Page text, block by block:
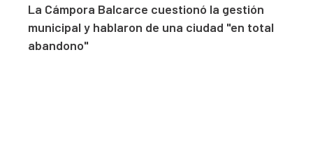
La Cámpora Balcarce cuestionó la gestión
municipal y hablaron de una ciudad "en total
abandono"